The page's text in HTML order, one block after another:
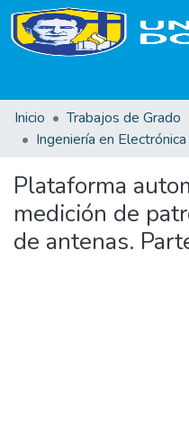
Inicio
Trabajos de Grado
Ingeniería en Electrónica
Plataforma
medición de
de antenas.